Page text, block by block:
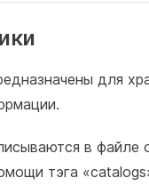
для
в файле
тэга